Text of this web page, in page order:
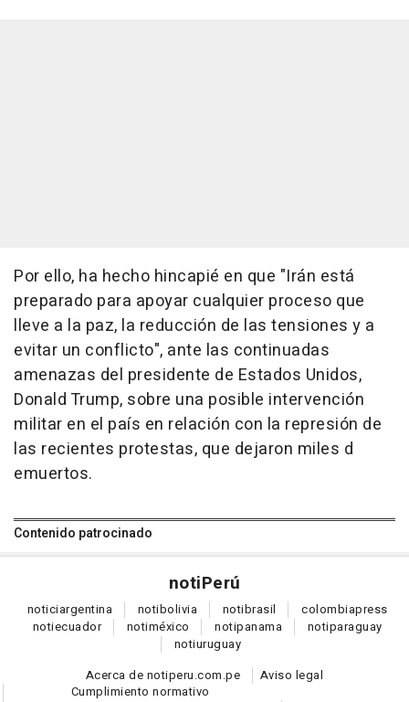
Por ello, ha hecho hincapié en que "Irán está
preparado para apoyar cualquier proceso que
lleve a la paz, la reducción de las tensiones y a
evitar un conflicto", ante las continuadas
amenazas del presidente de Estados Unidos,
Donald Trump, sobre una posible intervención
militar en el país en relación con la represión de
las recientes protestas, que dejaron miles d
emuertos.
Contenido patrocinado
notiPerú
noticiargentina notibolivia notibrasil colombiapress
notiecuador notiméxico notipanama notiparaguay
notiuruguay
Acerca de notiperu.com.pe
Aviso legal
Cumplimiento normativo